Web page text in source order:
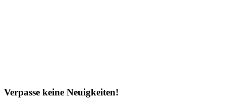
Verpasse keine Neuigkeiten!